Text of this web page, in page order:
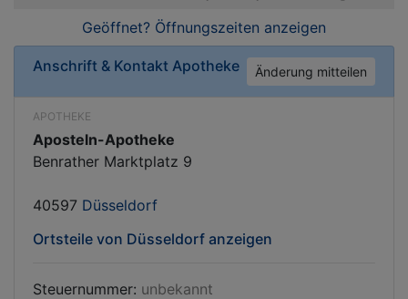
Geöffnet? Öffnungszeiten anzeigen
Anschrift & Kontakt Apotheke Änderung mitteilen
APOTHEKE
Aposteln-Apotheke
Benrather Marktplatz 9
40597 Düsseldorf
Ortsteile von Düsseldorf anzeigen
Steuernummer: unbekannt